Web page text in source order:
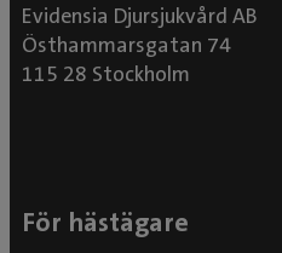
Evidensia Djursjukvård AB
Östhammarsgatan 74
115 28 Stockholm
För hästägare